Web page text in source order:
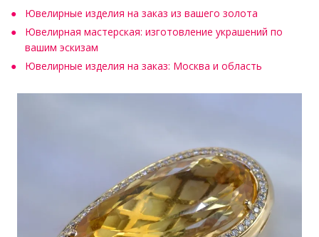
Ювелирные изделия на заказ из вашего золота
Ювелирная мастерская: изготовление украшений по
вашим эскизам
Ювелирные изделия на заказ: Москва и область